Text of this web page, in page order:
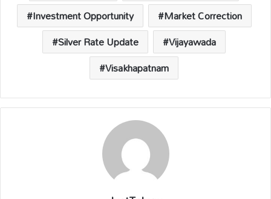
Investment Opportunity
Market Correction
Silver Rate Update
Vijayawada
Visakhapatnam